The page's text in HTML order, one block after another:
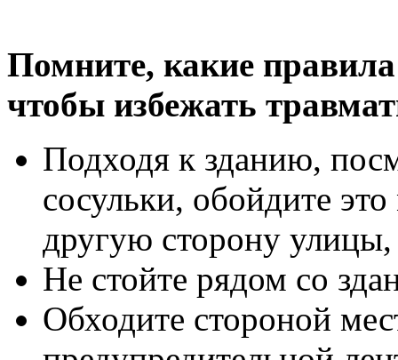
Помните, какие
чтобы избежать
Подходя к зданию,
сосульки, обойдите
другую сторону улицы,
Не стойте рядом со
Обходите стороной